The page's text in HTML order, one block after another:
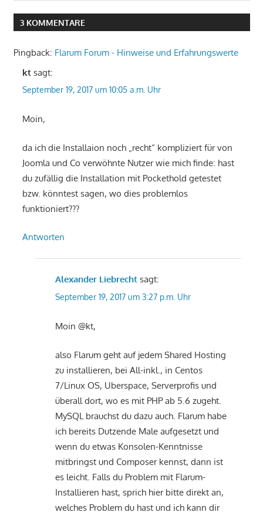
3 KOMMENTARE
Pingback: Flarum Forum - Hinweise und Erfahrungswerte
kt sagt:
September 19, 2017 um 10:05 a.m. Uhr
Moin,
da ich die Installaion noch „recht“ kompliziert für von
Joomla und Co verwöhnte Nutzer wie mich finde: hast
du zufällig die Installation mit Pockethold getestet
bzw. könntest sagen, wo dies problemlos
funktioniert???
Antworten
Alexander Liebrecht sagt:
September 19, 2017 um 3:27 p.m. Uhr
Moin @kt,
also Flarum geht auf jedem Shared Hosting
zu installieren, bei All-inkl., in Centos
7/Linux OS, Uberspace, Serverprofis und
überall dort, wo es mit PHP ab 5.6 zugeht.
MySQL brauchst du dazu auch. Flarum habe
ich bereits Dutzende Male aufgesetzt und
wenn du etwas Konsolen-Kenntnisse
mitbringst und Composer kennst, dann ist
es leicht. Falls du Problem mit Flarum-
Installieren hast, sprich hier bitte direkt an,
welches Problem du hast und ich kann dir